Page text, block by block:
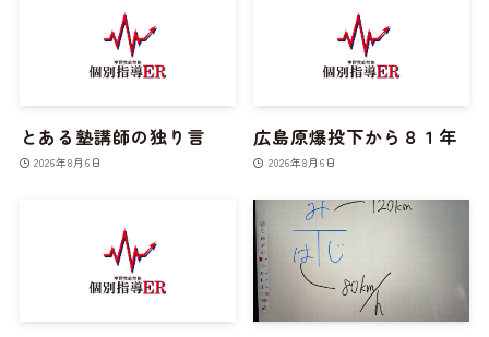
とある塾講師の独り言
2026年8月6日
広島原爆投下から８１年
2026年8月6日